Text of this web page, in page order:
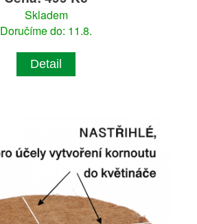
Skladem
Doručíme do: 11.8.
Detail